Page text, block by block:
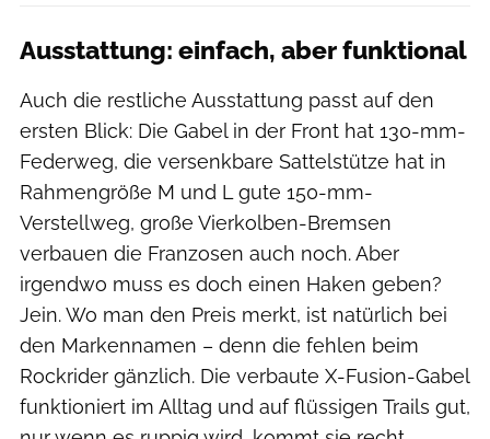
Ausstattung: einfach, aber funktional
Auch die restliche Ausstattung passt auf den
ersten Blick: Die Gabel in der Front hat 130-mm-
Federweg, die versenkbare Sattelstütze hat in
Rahmengröße M und L gute 150-mm-
Verstellweg, große Vierkolben-Bremsen
verbauen die Franzosen auch noch. Aber
irgendwo muss es doch einen Haken geben?
Jein. Wo man den Preis merkt, ist natürlich bei
den Markennamen – denn die fehlen beim
Rockrider gänzlich. Die verbaute X-Fusion-Gabel
funktioniert im Alltag und auf flüssigen Trails gut,